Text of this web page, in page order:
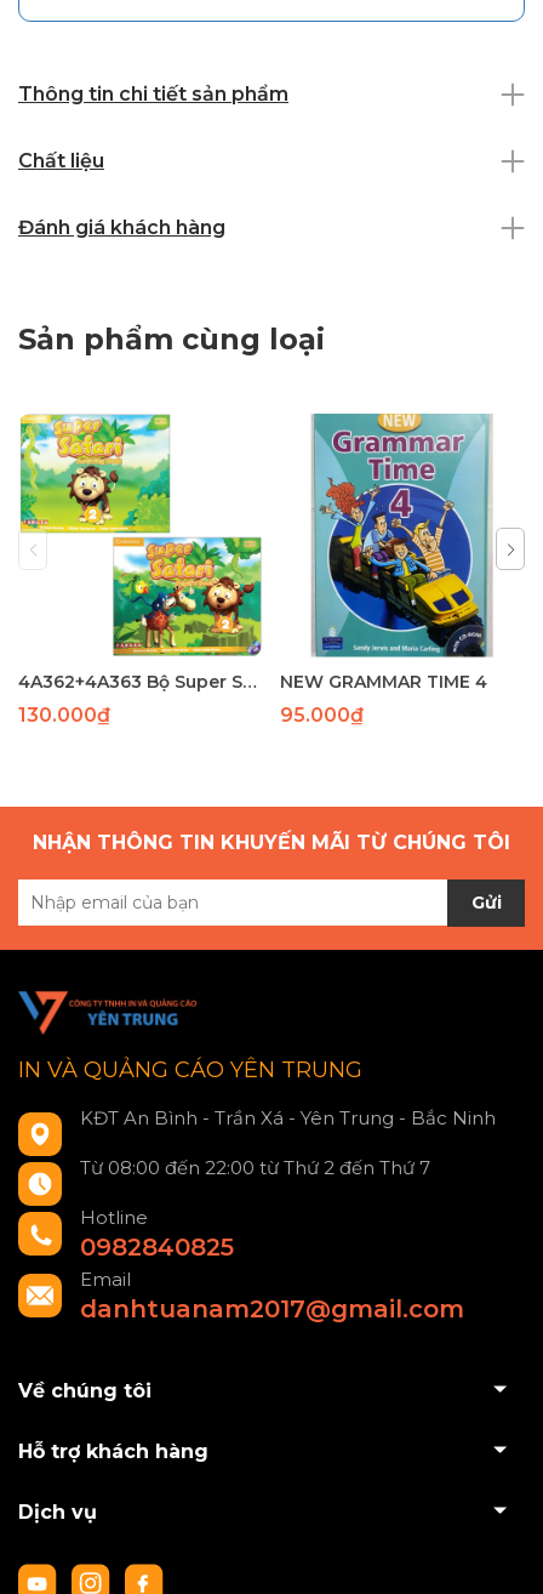
Thông tin chi tiết sản phẩm
Chất liệu
Đánh giá khách hàng
Sản phẩm cùng loại
4A362+4A363 Bộ Super Safari 1( SB+WB)(97-82) laser
130.000₫
NEW GRAMMAR TIME 4
95.000₫
NHẬN THÔNG TIN KHUYẾN MÃI TỪ CHÚNG TÔI
Gửi
IN VÀ QUẢNG CÁO YÊN TRUNG
KĐT An Bình - Trần Xá - Yên Trung - Bắc Ninh
Từ 08:00 đến 22:00 từ Thứ 2 đến Thứ 7
Hotline
0982840825
Email
danhtuanam2017@gmail.com
Về chúng tôi
Hỗ trợ khách hàng
Dịch vụ